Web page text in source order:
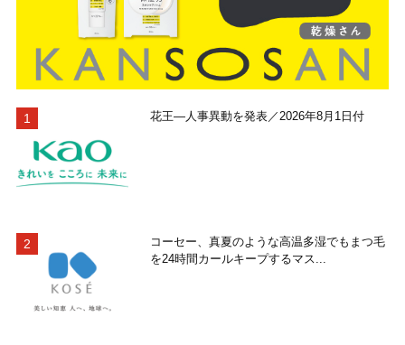
花王―人事異動を発表／2026年8月1日付
コーセー、真夏のような高温多湿でもまつ毛
を24時間カールキープするマス...